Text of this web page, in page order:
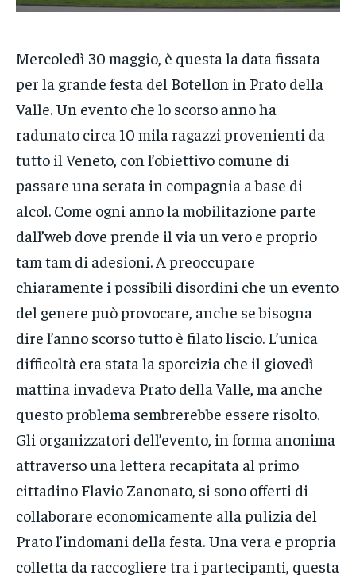
POLITICA
GRUPPO
CONTATTI
POLITICA
GRUPPO
CONTATTI
POLITICA
GRUPPO
CONTATTI
Mercoledì 30 maggio, è questa la data fissata
per la grande festa del Botellon in Prato della
Valle. Un evento che lo scorso anno ha
radunato circa 10 mila ragazzi provenienti da
tutto il Veneto, con l’obiettivo comune di
passare una serata in compagnia a base di
alcol. Come ogni anno la mobilitazione parte
dall’web dove prende il via un vero e proprio
tam tam di adesioni. A preoccupare
chiaramente i possibili disordini che un evento
del genere può provocare, anche se bisogna
dire l’anno scorso tutto è filato liscio. L’unica
difficoltà era stata la sporcizia che il giovedì
mattina invadeva Prato della Valle, ma anche
questo problema sembrerebbe essere risolto.
Gli organizzatori dell’evento, in forma anonima
attraverso una lettera recapitata al primo
cittadino Flavio Zanonato, si sono offerti di
collaborare economicamente alla pulizia del
Prato l’indomani della festa. Una vera e propria
colletta da raccogliere tra i partecipanti, questa